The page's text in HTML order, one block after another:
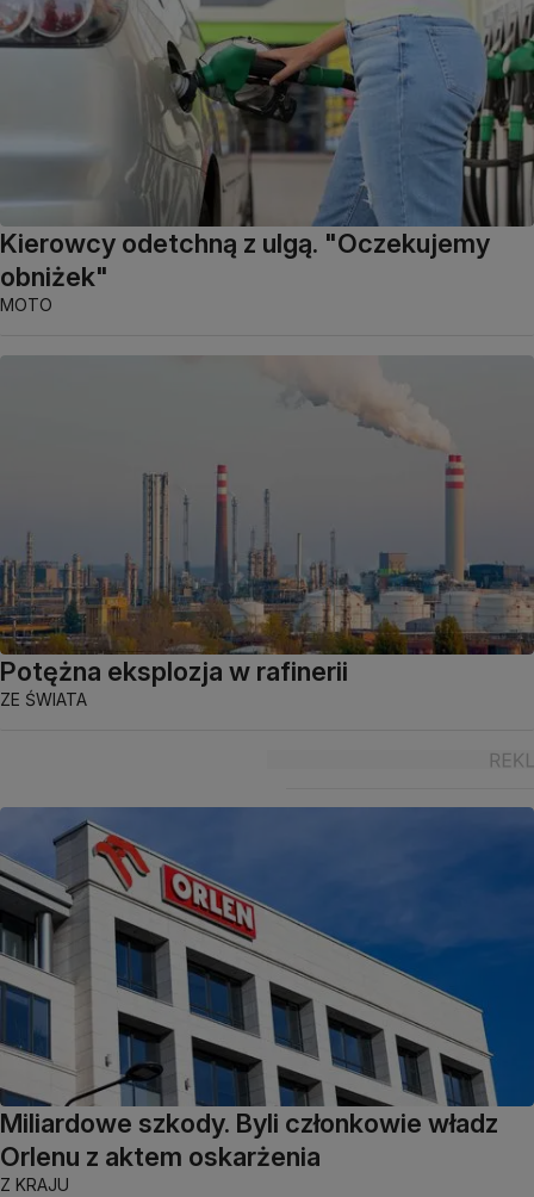
Kierowcy odetchną z ulgą. "Oczekujemy
obniżek"
MOTO
Potężna eksplozja w rafinerii
ZE ŚWIATA
Miliardowe szkody. Byli członkowie władz
Orlenu z aktem oskarżenia
Z KRAJU